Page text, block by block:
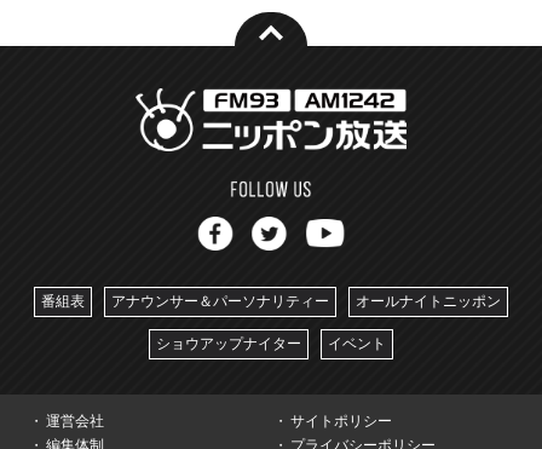
番組表 アナウンサー＆パーソナリティー オールナイトニッポン
ショウアップナイター イベント
運営会社
サイトポリシー
編集体制
プライバシーポリシー